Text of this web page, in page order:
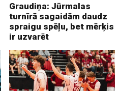
Graudiņa: Jūrmalas
turnīrā sagaidām daudz
spraigu spēļu, bet mērķis
ir uzvarēt